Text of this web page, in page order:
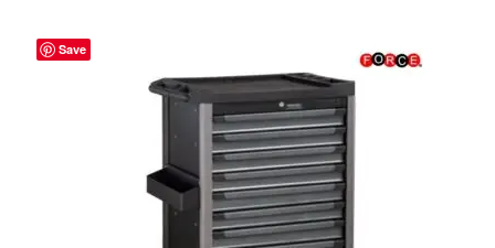
Save